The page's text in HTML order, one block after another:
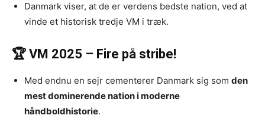
Danmark viser, at de er verdens bedste nation, ved at
vinde et historisk tredje VM i træk.
🏆 VM 2025 – Fire på stribe!
Med endnu en sejr cementerer Danmark sig som den
mest dominerende nation i moderne
håndboldhistorie.